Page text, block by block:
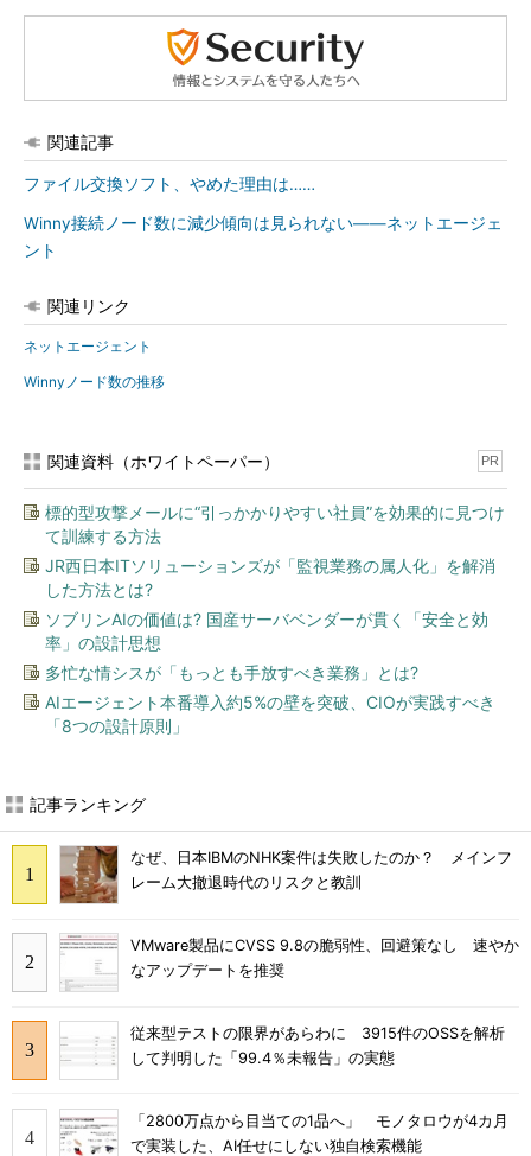
関連記事
ファイル交換ソフト、やめた理由は……
Winny接続ノード数に減少傾向は見られない――ネットエージェ
ント
関連リンク
ネットエージェント
Winnyノード数の推移
関連資料（ホワイトペーパー） PR
標的型攻撃メールに“引っかかりやすい社員”を効果的に見つけ
て訓練する方法
JR西日本ITソリューションズが「監視業務の属人化」を解消
した方法とは?
ソブリンAIの価値は? 国産サーバベンダーが貫く「安全と効
率」の設計思想
多忙な情シスが「もっとも手放すべき業務」とは?
AIエージェント本番導入約5%の壁を突破、CIOが実践すべき
「8つの設計原則」
記事ランキング
なぜ、日本IBMのNHK案件は失敗したのか？ メインフ
レーム大撤退時代のリスクと教訓
VMware製品にCVSS 9.8の脆弱性、回避策なし 速やか
なアップデートを推奨
従来型テストの限界があらわに 3915件のOSSを解析
して判明した「99.4％未報告」の実態
「2800万点から目当ての1品へ」 モノタロウが4カ月
で実装した、AI任せにしない独自検索機能